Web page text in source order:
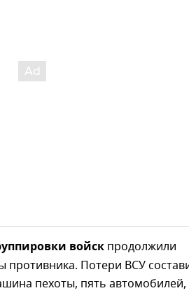
войск продолжили
Потери ВСУ
пехоты, пять